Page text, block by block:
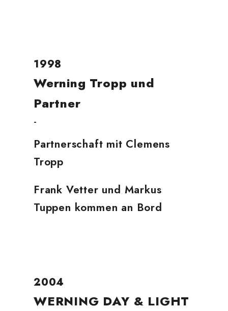
1998
Werning Tropp und
Partner
-
Partnerschaft mit Clemens
Tropp
Frank Vetter und Markus
Tuppen kommen an Bord
2004
WERNING DAY & LIGHT